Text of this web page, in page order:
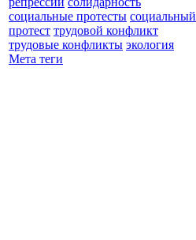
социальные протесты социальный
протест трудовой конфликт
трудовые конфликты экология
Мета теги